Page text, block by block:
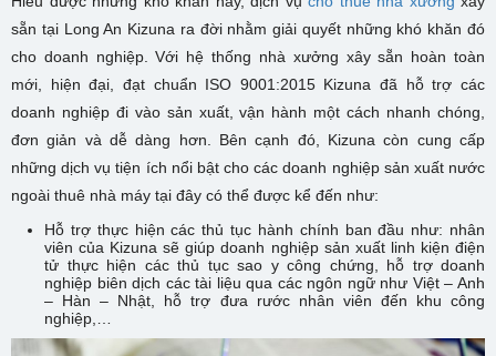
sẵn tại Long An Kizuna ra đời nhằm giải quyết những khó khăn đó
cho doanh nghiệp. Với hệ thống nhà xưởng xây sẵn hoàn toàn
mới, hiện đại, đạt chuẩn ISO 9001:2015 Kizuna đã hỗ trợ các
doanh nghiệp đi vào sản xuất, vận hành một cách nhanh chóng,
đơn giản và dễ dàng hơn. Bên cạnh đó, Kizuna còn cung cấp
những dịch vụ tiện ích nổi bật cho các doanh nghiệp sản xuất nước
ngoài thuê nhà máy tại đây có thể được kể đến như:
Hỗ trợ thực hiện các thủ tục hành chính ban đầu như: nhân
viên của Kizuna sẽ giúp doanh nghiệp sản xuất linh kiện điện
tử thực hiện các thủ tục sao y công chứng, hỗ trợ doanh
nghiệp biên dịch các tài liệu qua các ngôn ngữ như Việt – Anh
– Hàn – Nhật, hỗ trợ đưa rước nhân viên đến khu công
nghiệp,…